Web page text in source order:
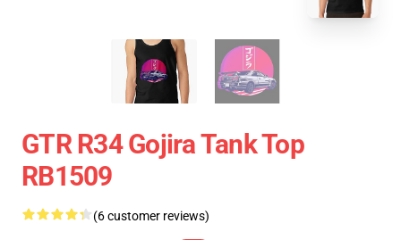
GTR R34 Gojira Tank Top
RB1509
(6 customer reviews)